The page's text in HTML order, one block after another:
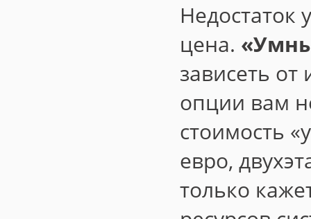
Недостаток
цена. «
зависеть
опции вам
стоимость «
евро,
только